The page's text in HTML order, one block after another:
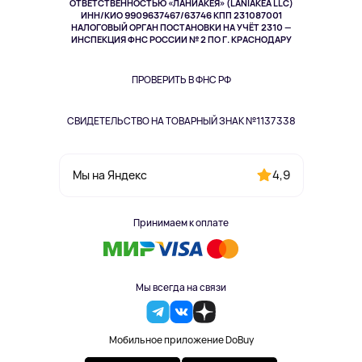
ОТВЕТСТВЕННОСТЬЮ «ЛАНИАКЕЯ» (LANIAKEA LLC)
ИНН/КИО 9909637467/63746 КПП 231087001
НАЛОГОВЫЙ ОРГАН ПОСТАНОВКИ НА УЧЁТ 2310 —
ИНСПЕКЦИЯ ФНС РОССИИ № 2 ПО Г. КРАСНОДАРУ
ПРОВЕРИТЬ В ФНС РФ
СВИДЕТЕЛЬСТВО НА ТОВАРНЫЙ ЗНАК №1137338
Мы на Яндекс 4,9
Принимаем к оплате
Мы всегда на связи
Мобильное приложение DoBuy
Здоровье питомцев
Одежда и аксессуары